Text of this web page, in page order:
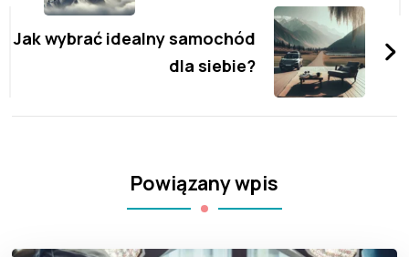
Jak wybrać idealny samochód
dla siebie?
Powiązany wpis